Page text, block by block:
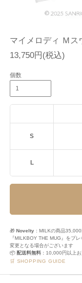
マイメロディ Ｍス
13,750円(税込)
個数
S
L
🎁 Novelty ：MILKの商品
『MILKBOY THE MUG』をプ
変更となる場合がございます
📦 配送料無料 ：10,000円以上
🛒 SHOPPING GUIDE